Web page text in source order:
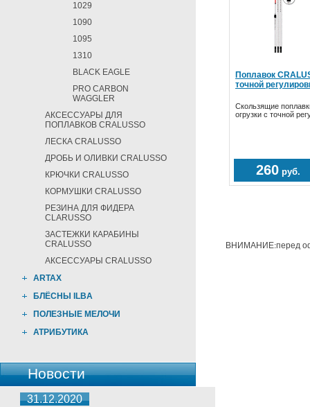
1029
1090
1095
1310
BLACK EAGLE
PRO CARBON
WAGGLER
АКСЕССУАРЫ ДЛЯ
ПОПЛАВКОВ CRALUSSO
ЛЕСКА CRALUSSO
ДРОБЬ И ОЛИВКИ CRALUSSO
КРЮЧКИ CRALUSSO
КОРМУШКИ CRALUSSO
РЕЗИНА ДЛЯ ФИДЕРА
CLARUSSO
ЗАСТЕЖКИ КАРАБИНЫ
CRALUSSO
АКСЕССУАРЫ CRALUSSO
ARTAX
БЛЁСНЫ ILBA
ПОЛЕЗНЫЕ МЕЛОЧИ
АТРИБУТИКА
Новости
31.12.2020
Поплавок
точной
Cкользящие
огрузки c точной
260 руб.
ВНИМАНИЕ:перед